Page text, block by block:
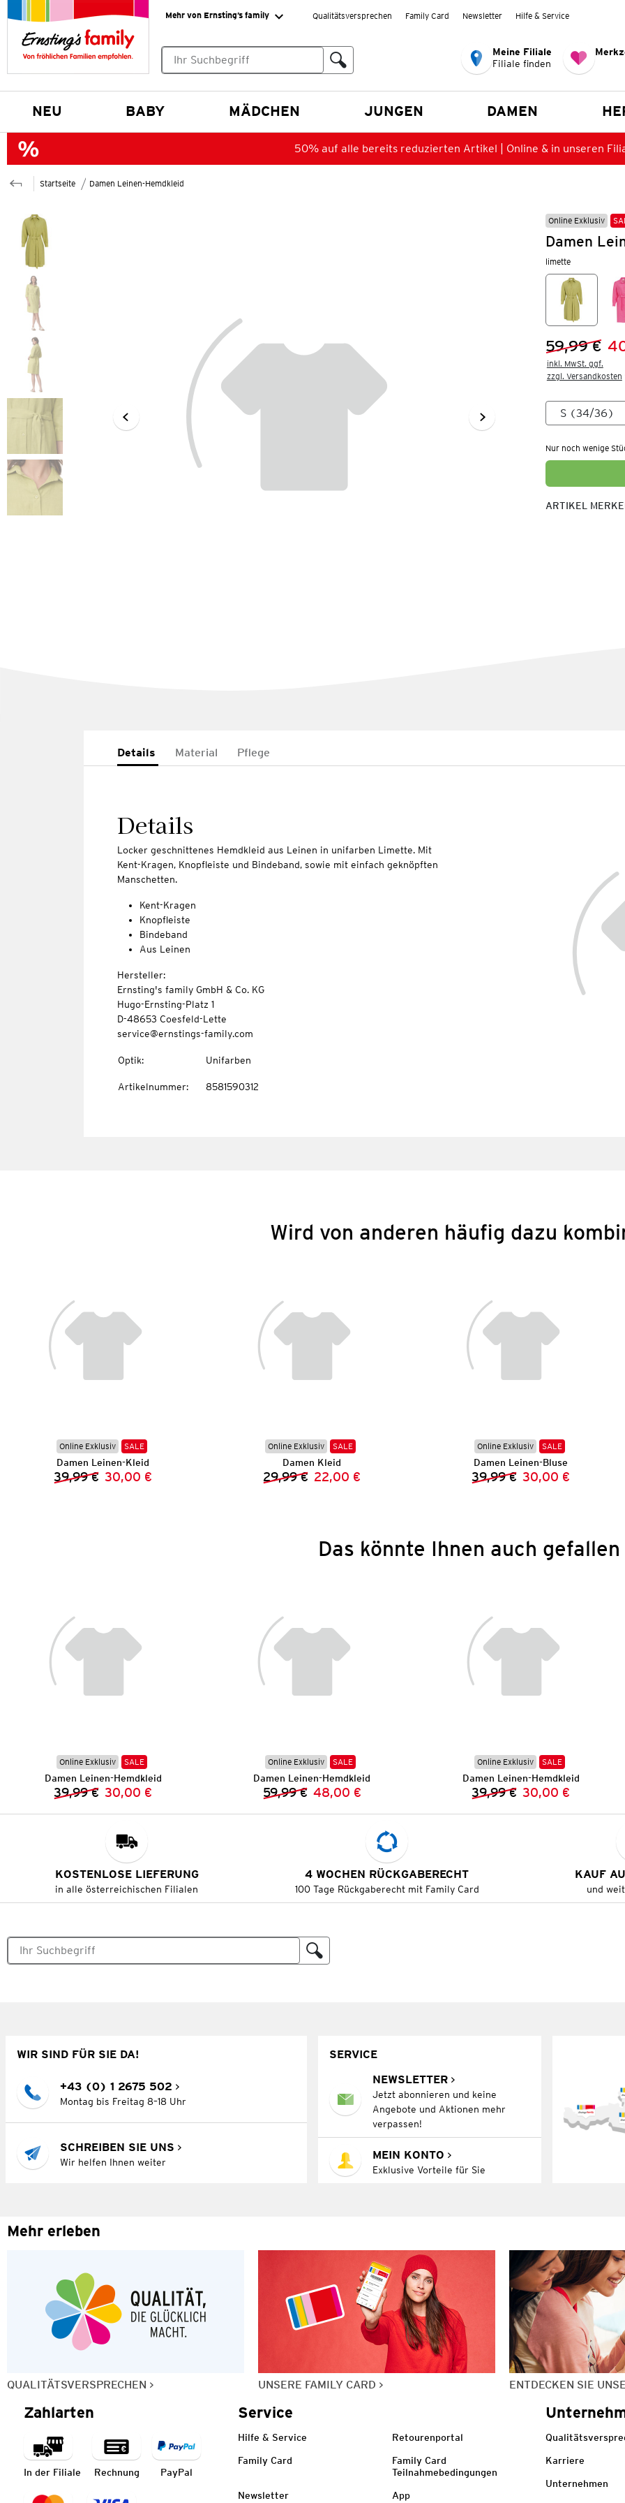
Mehr von Ernsting’s family Qualitätsversprechen Family Card Newsletter Hilfe & Service
Meine Filiale
Filiale finden
NEU BABY MÄDCHEN JUNGEN DAMEN
50% auf alle bereits reduzierten Artikel | Online & in unseren
Startseite Damen Leinen-Hemdkleid
Online Exklusiv
Damen
limette
Vorheriger
59,99 €
Neuer
inkl. MwSt. ggf.
zzgl. Versandkosten
Nur noch wenige
ARTIKEL
Details Material Pflege
Details
Locker geschnittenes Hemdkleid aus Leinen in unifarben Limette. Mit
Kent-Kragen, Knopfleiste und Bindeband, sowie mit einfach geknöpften
Manschetten.
Kent-Kragen
Knopfleiste
Bindeband
Aus Leinen
Hersteller:
Ernsting's family GmbH & Co. KG
Hugo-Ernsting-Platz 1
D-48653 Coesfeld-Lette
service@ernstings-family.com
Optik: Unifarben
Artikelnummer: 8581590312
Wird von anderen häufig dazu
Online Exklusiv SALE
Damen Leinen-Kleid
Vorheriger Preis:
39,99 € Neuer Preis:
30,00 €
Online Exklusiv SALE
Damen Kleid
Vorheriger Preis:
29,99 € Neuer Preis:
22,00 €
Online Exklusiv SALE
Damen Leinen-Bluse
Vorheriger Preis:
39,99 € Neuer Preis:
30,00 €
Das könnte Ihnen auch gefallen
Online Exklusiv SALE
Damen Leinen-Hemdkleid
Vorheriger Preis:
39,99 € Neuer Preis:
30,00 €
Online Exklusiv SALE
Damen Leinen-Hemdkleid
Vorheriger Preis:
59,99 € Neuer Preis:
48,00 €
Online Exklusiv SALE
Damen Leinen-Hemdkleid
Vorheriger Preis:
39,99 € Neuer Preis:
30,00 €
KOSTENLOSE LIEFERUNG
in alle österreichischen Filialen
4 WOCHEN RÜCKGABERECHT
100 Tage Rückgaberecht mit Family Card
KAUF
und
WIR SIND FÜR SIE DA!
+43 (0) 1 2675 502
Montag bis Freitag 8–18 Uhr
SCHREIBEN SIE UNS
Wir helfen Ihnen weiter
SERVICE
NEWSLETTER
Jetzt abonnieren und keine
Angebote und Aktionen mehr
verpassen!
MEIN KONTO
Exklusive Vorteile für Sie
Mehr erleben
QUALITÄTSVERSPRECHEN UNSERE FAMILY CARD ENTDECKEN SIE
Zahlarten
In der Filiale Rechnung PayPal
Service
Hilfe & Service Retourenportal
Family Card
Family Card
Teilnahmebedingungen
Newsletter App
Karriere
Unternehmen